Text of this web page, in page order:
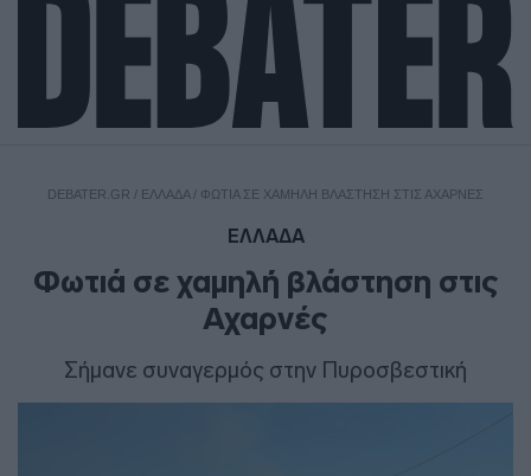
DEBATER.GR / ΕΛΛΑΔΑ/ ΦΩΤΙΆ ΣΕ ΧΑΜΗΛΉ ΒΛΆΣΤΗΣΗ ΣΤΙΣ ΑΧΑΡΝΈΣ
ΕΛΛΑΔΑ
Φωτιά σε χαμηλή βλάστηση στις
Αχαρνές
Σήμανε συναγερμός στην Πυροσβεστική